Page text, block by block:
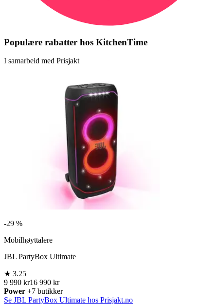
Populære rabatter hos KitchenTime
I samarbeid med Prisjakt
-29 %
Mobilhøyttalere
JBL PartyBox Ultimate
★ 3.25
9 990 kr16 990 kr
Power +7 butikker
Se JBL PartyBox Ultimate hos Prisjakt.no